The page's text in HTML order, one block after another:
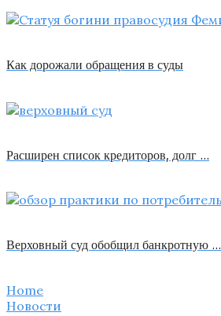
Как дорожали обращения в суды
Расширен список кредиторов, долг …
Верховный суд обобщил банкротную …
Home
Новости